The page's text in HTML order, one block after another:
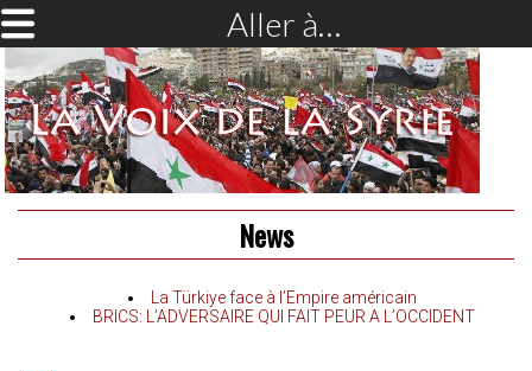
Aller à…
News
La Türkiye face à l’Empire américain
BRICS: L’ADVERSAIRE QUI FAIT PEUR A L’OCCIDENT